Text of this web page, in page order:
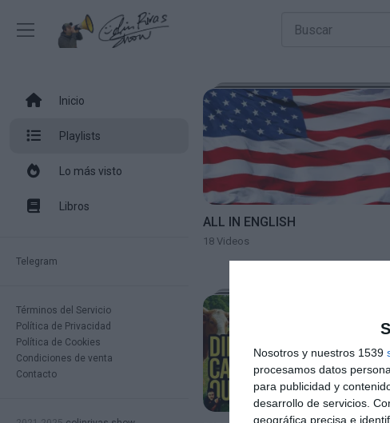
Nosotros y nuestros 1539
procesamos datos
para publicidad y
desarrollo de servicios.
geográfica precisa e
google.com, pub-8626158521501306, DIRECT, f08c47fec0942fa0
Inicio
Playlists
Lo más visto
Libros
Telegram
Términos del Servicio
Política de Privacidad
Política de Cookies
Condiciones de venta
Contacto
ALL IN ENGLISH
18 Videos